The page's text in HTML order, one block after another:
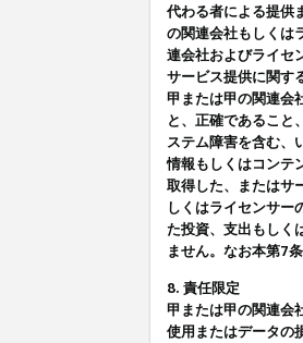
代わる者による提供
の関連会社もしくは
連会社およびライセ
サービス提供に関す
甲または甲の関連会
と、正確であること
ステム障害を含む、
情報もしくはコンテ
取得した、またはサ
しくはライセンサー
た投資、支出もしく
ません。なお本第7
8. 責任限定
甲または甲の関連会
使用またはデータの